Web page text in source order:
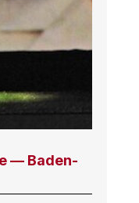
— Baden-